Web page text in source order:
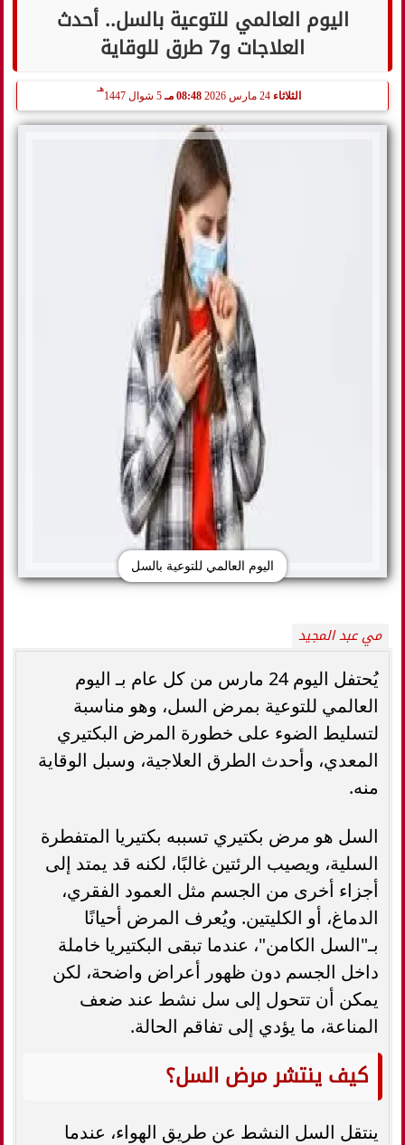
اليوم العالمي للتوعية بالسل.. أحدث
العلاجات و7 طرق للوقاية
الثلاثاء 08:48 مـ 5 شوال 1447
هـ
اليوم العالمي للتوعية بالسل
مي عبد المجيد
يُحتفل اليوم 24 مارس من كل عام بـ اليوم
العالمي للتوعية بمرض السل، وهو مناسبة
لتسليط الضوء على خطورة المرض البكتيري
المعدي، وأحدث الطرق العلاجية، وسبل الوقاية
منه.
السل هو مرض بكتيري تسببه بكتيريا المتفطرة
السلية، ويصيب الرئتين غالبًا، لكنه قد يمتد إلى
أجزاء أخرى من الجسم مثل العمود الفقري،
الدماغ، أو الكليتين. ويُعرف المرض أحيانًا
بـ"السل الكامن"، عندما تبقى البكتيريا خاملة
داخل الجسم دون ظهور أعراض واضحة، لكن
يمكن أن تتحول إلى سل نشط عند ضعف
المناعة، ما يؤدي إلى تفاقم الحالة.
كيف ينتشر مرض السل؟
ينتقل السل النشط عن طريق الهواء، عندما